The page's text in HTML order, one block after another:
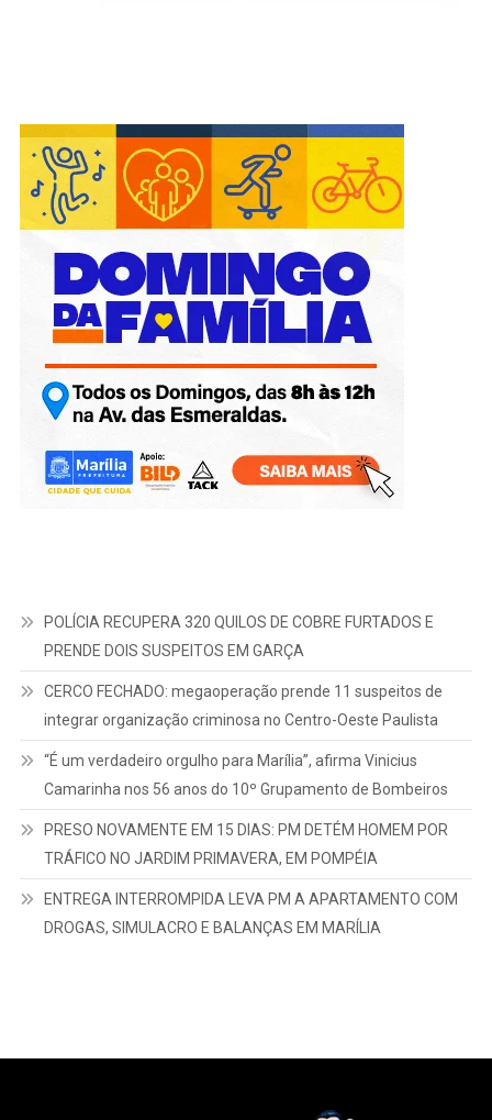
POLÍCIA RECUPERA 320 QUILOS DE COBRE FURTADOS E
PRENDE DOIS SUSPEITOS EM GARÇA
CERCO FECHADO: megaoperação prende 11 suspeitos de
integrar organização criminosa no Centro-Oeste Paulista
“É um verdadeiro orgulho para Marília”, afirma Vinicius
Camarinha nos 56 anos do 10º Grupamento de Bombeiros
PRESO NOVAMENTE EM 15 DIAS: PM DETÉM HOMEM POR
TRÁFICO NO JARDIM PRIMAVERA, EM POMPÉIA
ENTREGA INTERROMPIDA LEVA PM A APARTAMENTO COM
DROGAS, SIMULACRO E BALANÇAS EM MARÍLIA